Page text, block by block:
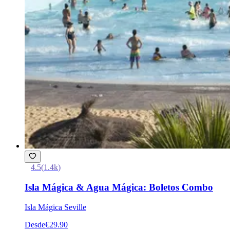
4.5(1.4k)
Isla Mágica & Agua Mágica: Boletos Combo
Isla Mágica Seville
Desde€29.90